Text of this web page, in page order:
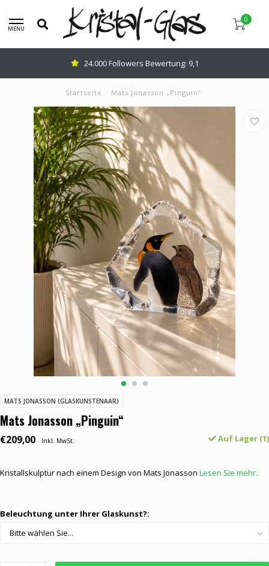
MENU
0
24.000 Followers Bewertung: 9,1
Startseite / Mats Jonasson „Pinguin“
MATS JONASSON (GLASKUNSTENAAR)
Mats Jonasson „Pinguin“
€209,00 Inkl. MwSt. Auf Lager (1)
Kristallskulptur nach einem Design von Mats Jonasson Lesen Sie mehr..
Beleuchtung unter Ihrer Glaskunst?: